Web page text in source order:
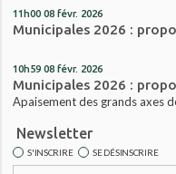
11h00 08 févr. 2026
Municipales 2026 :
10h59 08 févr. 2026
Municipales 2026 :
Apaisement des grands axes
Newsletter
S'INSCRIRE SE DÉSINSCRIRE